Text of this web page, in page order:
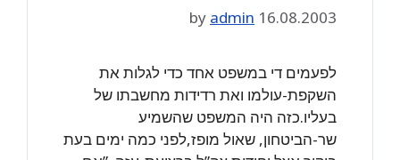
16.08.2003
by admin
לפעמים די במשפט אחד כדי לגלות את
השקפת-עולמו ואת רדידות מחשבתו של
בעליו.כזה היה המשפט שהשמיע
שר-הביטחון, שאול מופז,לפני כמה ימים בעת